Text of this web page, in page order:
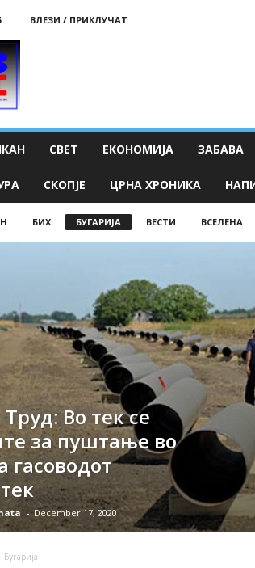
ВЛЕЗИ / ПРИКЛУЧАТ
СВЕТ ЕКОНОМИЈА ЗАБАВА
СКОПЈЕ ЦРНА ХРОНИКА
БИХ БУГАРИЈА ВЕСТИ ВСЕЛЕНА
Во тек се
за пуштање во
гасоводот
- December 17, 2020
Бугарија